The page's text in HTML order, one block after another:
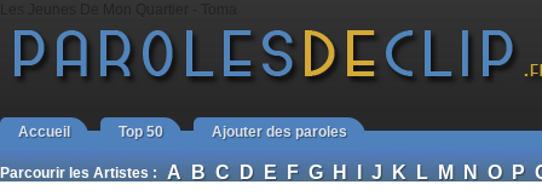
Accueil Top 50 Ajouter des paroles
Parcourir les Artistes : A B C D E F G H I J K L M N O P